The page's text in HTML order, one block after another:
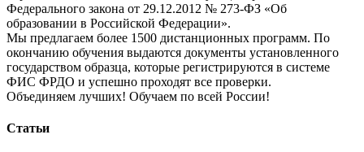
Федерального закона от 29.12.2012 № 273-ФЗ «Об
образовании в Российской Федерации».
Мы предлагаем более 1500 дистанционных программ. По
окончанию обучения выдаются документы установленного
государством образца, которые регистрируются в системе
ФИС ФРДО и успешно проходят все проверки.
Объединяем лучших! Обучаем по всей России!
Статьи